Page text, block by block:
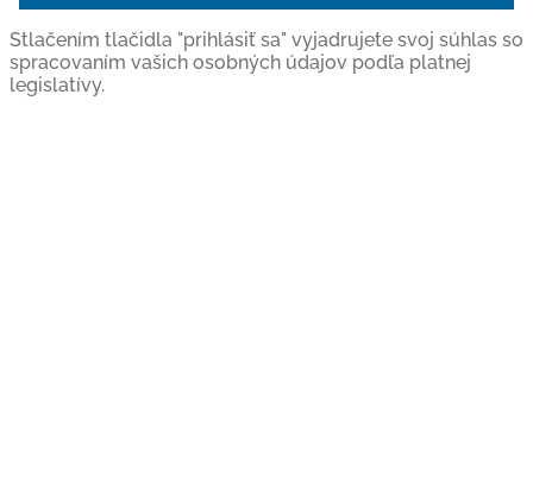
Stlačením tlačidla "prihlásiť sa" vyjadrujete svoj súhlas so
spracovaním vašich osobných údajov podľa platnej
legislatívy.